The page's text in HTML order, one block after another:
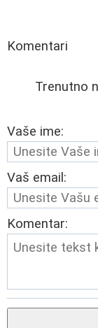
Komentari
Trenutno
Vaše ime:
Vaš email:
Komentar: